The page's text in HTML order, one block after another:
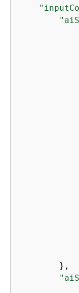
        },